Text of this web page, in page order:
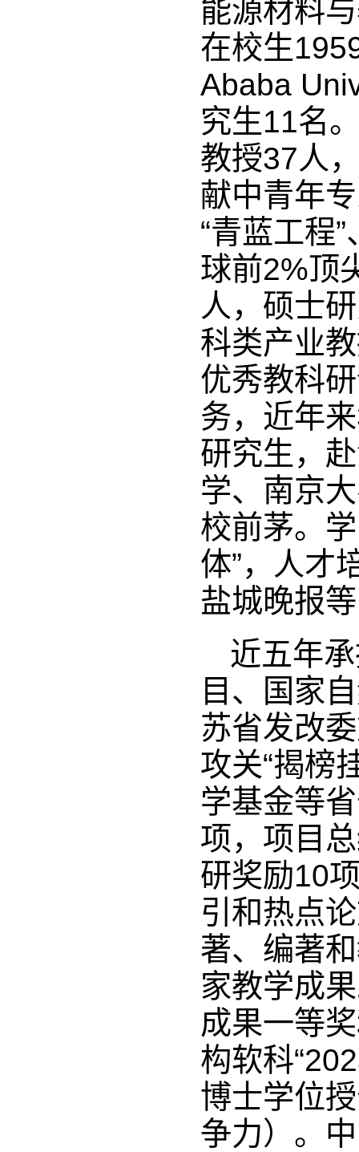
能源材料
在校生
Ababa
究生11名
教授37人
献中青年
“青蓝工程
球前2%顶
人，硕士
科类产业
优秀教科
务，近年
研究生，
学、南京
校前茅。
体”，人才
盐城晚报
近五年
目、国家
苏省发改
攻关“揭榜
学基金等
项，项目
研奖励10
引和热点
著、编著
家教学成
成果一等
构软科
博士学位
争力）。